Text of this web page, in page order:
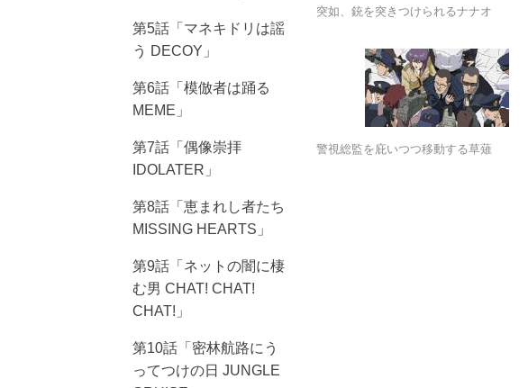
第5話「マネキドリは謡
う DECOY」
第6話「模倣者は踊る
MEME」
第7話「偶像崇拝
IDOLATER」
第8話「恵まれし者たち
MISSING HEARTS」
第9話「ネットの闇に棲
む男 CHAT! CHAT!
CHAT!」
第10話「密林航路にう
ってつけの日 JUNGLE
突如、銃を突きつけられるナナオ
警視総監を庇いつつ移動する草薙